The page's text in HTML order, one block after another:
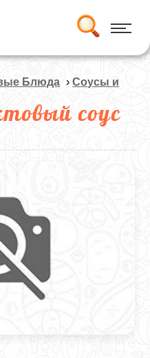
Блюда ›Соусы и
соус